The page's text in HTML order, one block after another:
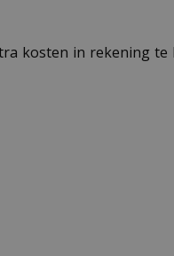
kosten in rekening